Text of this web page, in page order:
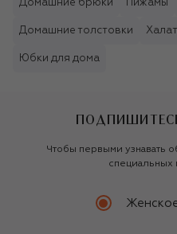
Домашние брюки Пижамы
Домашние толстовки
Юбки для дома
Чтобы первыми узнавать
специальных